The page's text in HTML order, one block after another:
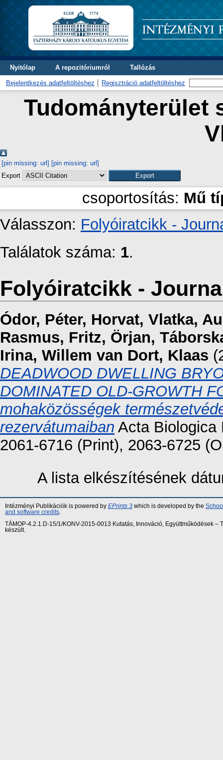
Nyitólap A repozitóriumról Tallózás
Bejelentkezés adatfeltöltéshez Regisztráció adatfeltöltéshez
Tudományterület
[pin missing: url] [pin missing: url]
Export
csoportosítás: Mű
Válasszon: Folyóiratcikk -
Találatok száma: 1.
Folyóiratcikk -
Ódor, Péter, Horvat, Vlatka,
Rasmus, Fritz, Örjan,
Irina, Willem van Dort, Klaas
DEADWOOD DWELLING
DOMINATED OLD-GROWTH
mohaközösségek
rezervátumaiban Acta Biologica
2061-6716 (Print), 2063-6725
A lista elkészítésének
Intézményi Publikációk is powered by EPrints 3 which is developed by the
and software credits
TÁMOP-4.2.1.D-15/1/KONV-2015-0013 Kutatás, Innováció, Együttműködések
készült.